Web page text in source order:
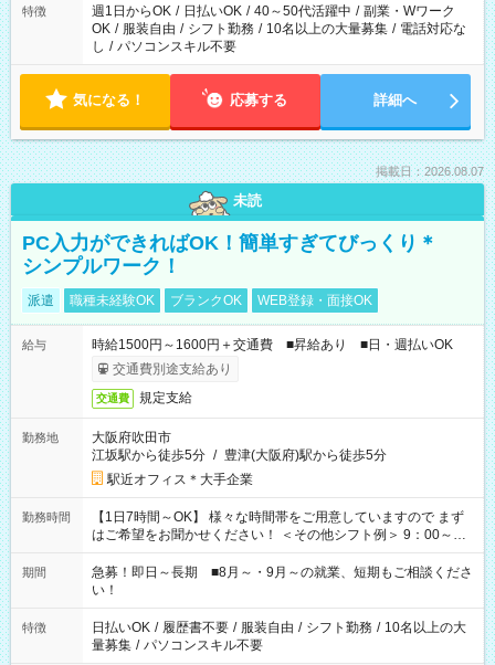
特徴 週1日からOK / 日払いOK / 40～50代活躍中 / 副業・Wワーク
OK / 服装自由 / シフト勤務 / 10名以上の大量募集 / 電話対応な
し / パソコンスキル不要
気になる！ 応募する 詳細へ
掲載日：2026.08.07
未読
PC入力ができればOK！簡単すぎてびっくり＊
シンプルワーク！
派遣 職種未経験OK ブランクOK WEB登録・面接OK
給与
時給1500円～1600円＋交通費 ■昇給あり ■日・週払いOK
交通費別途支給あり
交通費 規定支給
勤務地
大阪府吹田市
江坂駅から徒歩5分 / 豊津(大阪府)駅から徒歩5分
駅近オフィス＊大手企業
勤務時間
【1日7時間～OK】 様々な時間帯をご用意していますので まず
はご希望をお聞かせください！ ＜その他シフト例＞ 9：00～
17：00 11：00～20：00 などなど！その他のお時間もOKで
す！
期間
急募！即日～長期 ■8月～・9月～の就業、短期もご相談くださ
い！
特徴 日払いOK / 履歴書不要 / 服装自由 / シフト勤務 / 10名以上の大
量募集 / パソコンスキル不要